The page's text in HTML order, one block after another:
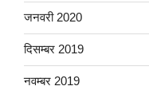
जनवरी 2020
दिसम्बर 2019
नवम्बर 2019